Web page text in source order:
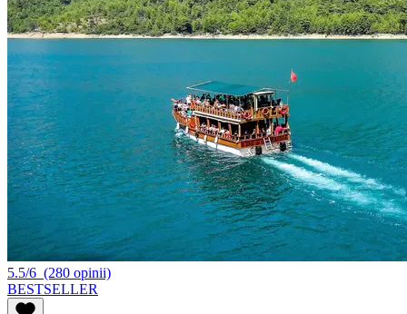
5.5/6 (280 opinii)
BESTSELLER